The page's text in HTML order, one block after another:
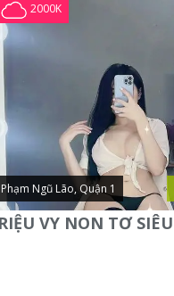
2000K
Phạm Ngũ Lão, Quận 1